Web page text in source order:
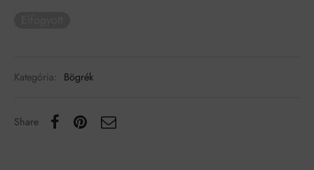
Kategória: Bögrék
Share